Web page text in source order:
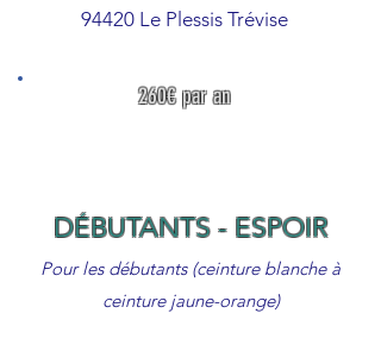
94420 Le Plessis Trévise
260€ par an
DÉBUTANTS - ESPOIR
Pour les débutants (ceinture blanche à
ceinture jaune-orange)